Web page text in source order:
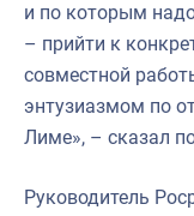
и по которым
– прийти к
совместной
энтузиазмом по
Лиме», – сказал
Руководитель